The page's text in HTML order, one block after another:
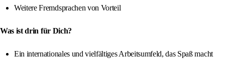
Weitere Fremdsprachen von Vorteil
Was ist drin für Dich?
Ein internationales und vielfältiges Arbeitsumfeld, das Spaß macht